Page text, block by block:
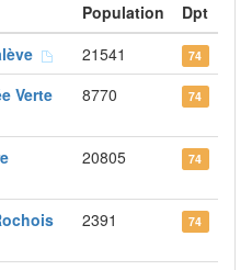
Population
Dpt
21541 74
Verte 8770 74
20805 74
2391 74